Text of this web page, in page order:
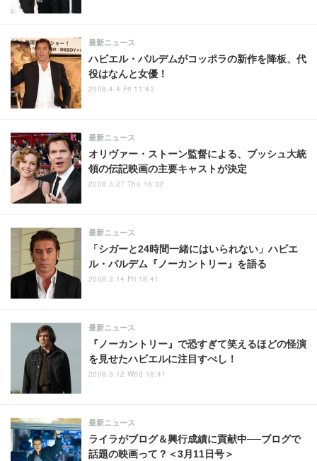
ハビエル・バルデムがコッポラの新作を降板、代
役はなんと女優！
最新ニュース
2008.4.4 Fri 11:43
オリヴァー・ストーン監督による、ブッシュ大統
領の伝記映画の主要キャストが決定
最新ニュース
2008.3.27 Thu 16:32
「シガーと24時間一緒にはいられない」ハビエ
ル・バルデム『ノーカントリー』を語る
最新ニュース
2008.3.14 Fri 18:41
『ノーカントリー』で恐すぎて笑えるほどの怪演
を見せたハビエルに注目すべし！
最新ニュース
2008.3.12 Wed 18:41
ライラがブログ＆興行成績に貢献中──ブログで
話題の映画って？＜3月11日号＞
最新ニュース